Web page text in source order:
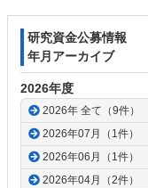
研究資金公募情報
年月アーカイブ
2026年度
2026年 全て（9件）
2026年07月（1件）
2026年06月（1件）
2026年04月（2件）